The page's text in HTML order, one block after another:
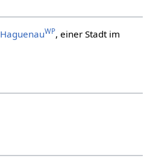
HaguenauWP, einer Stadt im